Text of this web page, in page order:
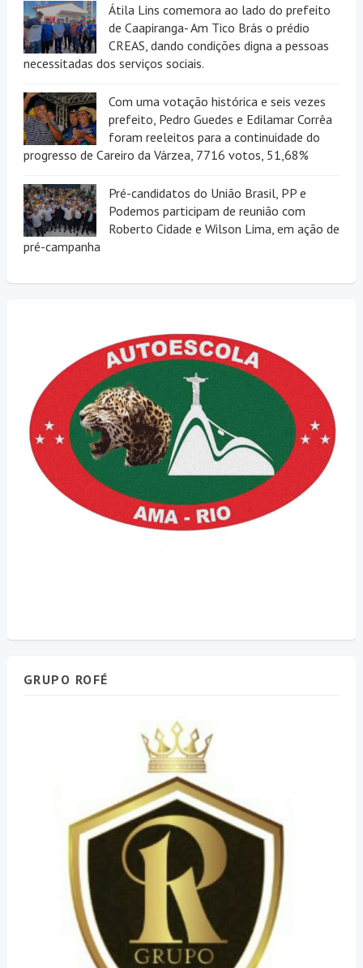
Átila Lins comemora ao lado do prefeito
de Caapiranga- Am Tico Brás o prédio
CREAS, dando condições digna a pessoas
necessitadas dos serviços sociais.
Com uma votação histórica e seis vezes
prefeito, Pedro Guedes e Edilamar Corrêa
foram reeleitos para a continuidade do
progresso de Careiro da Várzea, 7716 votos, 51,68%
Pré-candidatos do União Brasil, PP e
Podemos participam de reunião com
Roberto Cidade e Wilson Lima, em ação de
pré-campanha
GRUPO ROFÉ